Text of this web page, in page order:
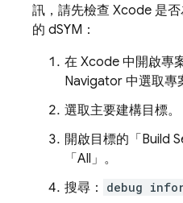
訊，請先檢查 Xcode 是
的 dSYM：
在 Xcode 中開啟專
Navigator 中選取專
選取主要建構目標。
開啟目標的「Build
「All」 。
搜尋：
debug